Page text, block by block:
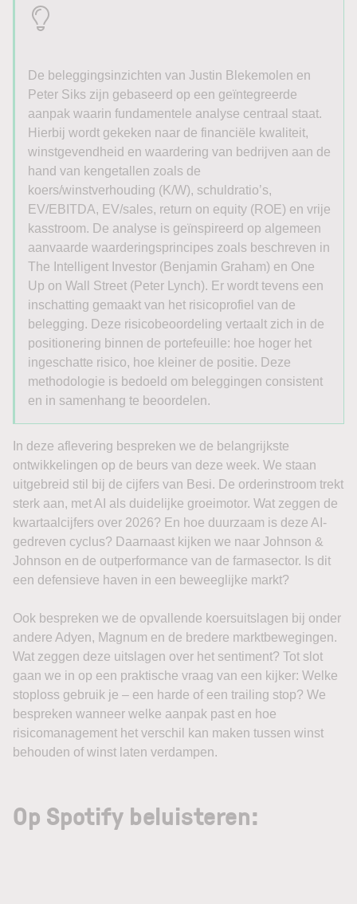
De beleggingsinzichten van Justin Blekemolen en
Peter Siks zijn gebaseerd op een geïntegreerde
aanpak waarin fundamentele analyse centraal staat.
Hierbij wordt gekeken naar de financiële kwaliteit,
winstgevendheid en waardering van bedrijven aan de
hand van kengetallen zoals de
koers/winstverhouding (K/W), schuldratio’s,
EV/EBITDA, EV/sales, return on equity (ROE) en vrije
kasstroom. De analyse is geïnspireerd op algemeen
aanvaarde waarderingsprincipes zoals beschreven in
The Intelligent Investor (Benjamin Graham) en One
Up on Wall Street (Peter Lynch). Er wordt tevens een
inschatting gemaakt van het risicoprofiel van de
belegging. Deze risicobeoordeling vertaalt zich in de
positionering binnen de portefeuille: hoe hoger het
ingeschatte risico, hoe kleiner de positie. Deze
methodologie is bedoeld om beleggingen consistent
en in samenhang te beoordelen.
In deze aflevering bespreken we de belangrijkste
ontwikkelingen op de beurs van deze week. We staan
uitgebreid stil bij de cijfers van Besi. De orderinstroom trekt
sterk aan, met AI als duidelijke groeimotor. Wat zeggen de
kwartaalcijfers over 2026? En hoe duurzaam is deze AI-
gedreven cyclus? Daarnaast kijken we naar Johnson &
Johnson en de outperformance van de farmasector. Is dit
een defensieve haven in een beweeglijke markt?
Ook bespreken we de opvallende koersuitslagen bij onder
andere Adyen, Magnum en de bredere marktbewegingen.
Wat zeggen deze uitslagen over het sentiment? Tot slot
gaan we in op een praktische vraag van een kijker: Welke
stoploss gebruik je – een harde of een trailing stop? We
bespreken wanneer welke aanpak past en hoe
risicomanagement het verschil kan maken tussen winst
behouden of winst laten verdampen.
Op Spotify beluisteren: